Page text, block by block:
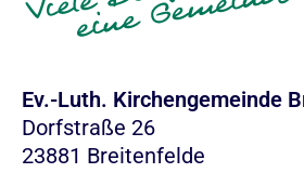
Ev.-Luth. Kirchengemeinde
Dorfstraße 26
23881 Breitenfelde